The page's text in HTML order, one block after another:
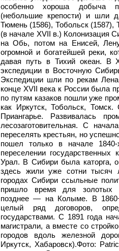
особенно хороша добыча
(небольшие крепости) и шли
Тюмень (1586), Тобольск (1587),
(в начале XVII в.) Колонизация
на Обь, потом на Енисей,
огромной и богатейшей реки,
давая путь в Тихий океан. В
экспедиции в Восточную
Экспедиции шли по рекам
конце XVII века к России была
по путям казаков пошли уже
как Иркутск, Тобольск,
Приангарье. Развивалась
лесозаготовительная. С
переселять крестьян, но
пошел только в начале
переселении государственных
Урал. В Сибири была каторга,
здесь жили уже сотни
городах Сибири ссыльные
пришло время для золотых
позднее — на Колыме. В
целый ряд договоров,
государствами. С 1891 года
магистрали, а вместе со
городов вдоль железной
Иркутск, Хабаровск).Фото: